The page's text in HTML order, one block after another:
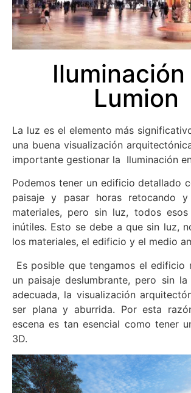
Iluminación
Lumion
La luz es el elemento más
una buena visualización
importante gestionar la Iluminación
Podemos tener un edificio detallado
paisaje y pasar horas retocando
materiales, pero sin luz, todos
inútiles. Esto se debe a que sin luz,
los materiales, el edificio y el medio
Es posible que tengamos el edificio
un paisaje deslumbrante, pero sin
adecuada, la visualización
ser plana y aburrida. Por esta
escena es tan esencial como tener
3D.